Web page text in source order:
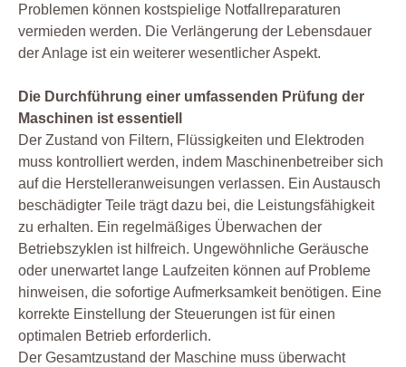
Problemen können kostspielige Notfallreparaturen
vermieden werden. Die Verlängerung der Lebensdauer
der Anlage ist ein weiterer wesentlicher Aspekt.
Die Durchführung einer umfassenden Prüfung der
Maschinen ist essentiell
Der Zustand von Filtern, Flüssigkeiten und Elektroden
muss kontrolliert werden, indem Maschinenbetreiber sich
auf die Herstelleranweisungen verlassen. Ein Austausch
beschädigter Teile trägt dazu bei, die Leistungsfähigkeit
zu erhalten. Ein regelmäßiges Überwachen der
Betriebszyklen ist hilfreich. Ungewöhnliche Geräusche
oder unerwartet lange Laufzeiten können auf Probleme
hinweisen, die sofortige Aufmerksamkeit benötigen. Eine
korrekte Einstellung der Steuerungen ist für einen
optimalen Betrieb erforderlich.
Der Gesamtzustand der Maschine muss überwacht